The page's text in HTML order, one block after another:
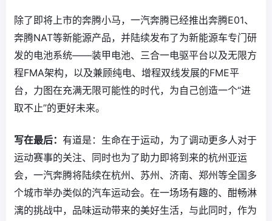
除了即将上市的奔腾小马，一汽奔腾已经推出奔腾E01、
奔腾NAT等新能源产品，并陆续发布了为新能源车专门研
发的电池系统——装甲电池、三合一电驱平台以及无限方
程FMA架构，以及兼顾纯电、增程双线发展的FME平
台，力图在充满无限可能性的时代，为自己创造一个“进
取不止”的更好未来。
写在最后： 有道是：生命在于运动，为了调动更多人对于
运动赛事的关注、同时也为了助力即将到来的杭州亚运
会，一汽奔腾将陆续在杭州、苏州、济南、郑州等全国多
个城市举办类似的汽车运动会。在一场场有趣的、酣畅淋
漓的挑战中，品味运动带来的美好生活，与此同时，作为